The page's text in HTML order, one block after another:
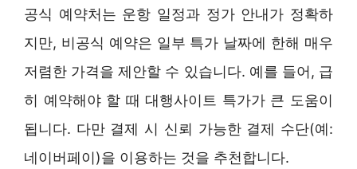
공식 예약처는 운항 일정과 정가 안내가 정확하
지만, 비공식 예약은 일부 특가 날짜에 한해 매우
저렴한 가격을 제안할 수 있습니다. 예를 들어, 급
히 예약해야 할 때 대행사이트 특가가 큰 도움이
됩니다. 다만 결제 시 신뢰 가능한 결제 수단(예:
네이버페이)을 이용하는 것을 추천합니다.